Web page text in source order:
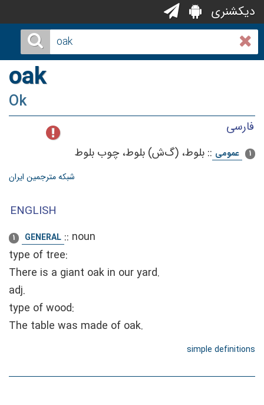
دیکشنری
oak
Ok
فارسی
1 عمومی :: بلوط، (گ‌ش‌) بلوط‌، چوب‌ بلوط‌
شبکه مترجمین ایران
ENGLISH
1 GENERAL :: noun
type of tree:
There is a giant oak in our yard.
adj.
type of wood:
The table was made of oak.
simple definitions